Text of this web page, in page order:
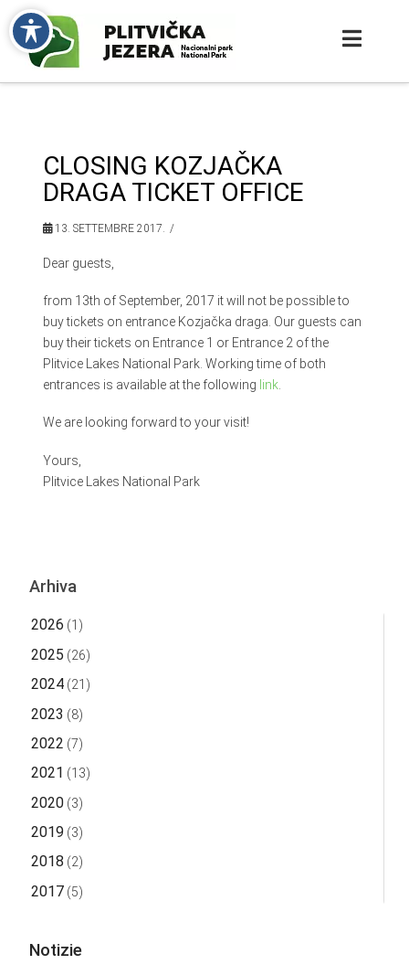
CLOSING KOZJAČKA
DRAGA TICKET OFFICE
13. SETTEMBRE 2017.
Dear guests,
from 13th of September, 2017 it will not be possible to
buy tickets on entrance Kozjačka draga. Our guests can
buy their tickets on Entrance 1 or Entrance 2 of the
Plitvice Lakes National Park. Working time of both
entrances is available at the following link.
We are looking forward to your visit!
Yours,
Plitvice Lakes National Park
Arhiva
2026 (1)
2025 (26)
2024(21)
2023 (8)
2022 (7)
2021 (13)
2020(3)
2019 (3)
2018 (2)
2017(5)
Notizie